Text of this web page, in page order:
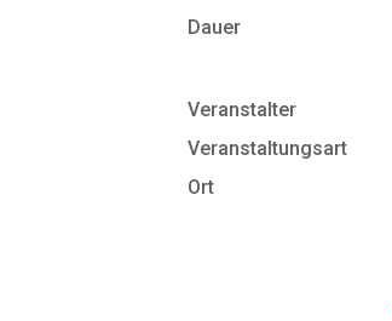
Dauer
Veranstalter
Veranstaltungsart
Ort